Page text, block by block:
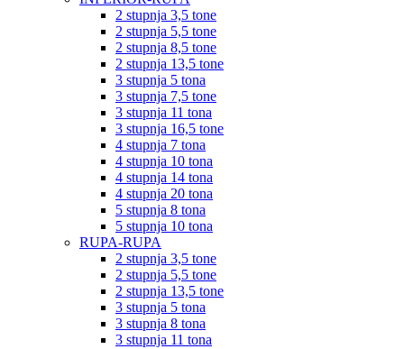
2 stupnja 3,5 tone
2 stupnja 5,5 tone
2 stupnja 8,5 tone
2 stupnja 13,5 tone
3 stupnja 5 tona
3 stupnja 7,5 tone
3 stupnja 11 tona
3 stupnja 16,5 tone
4 stupnja 7 tona
4 stupnja 10 tona
4 stupnja 14 tona
4 stupnja 20 tona
5 stupnja 8 tona
5 stupnja 10 tona
RUPA-RUPA
2 stupnja 3,5 tone
2 stupnja 5,5 tone
2 stupnja 13,5 tone
3 stupnja 5 tona
3 stupnja 8 tona
3 stupnja 11 tona